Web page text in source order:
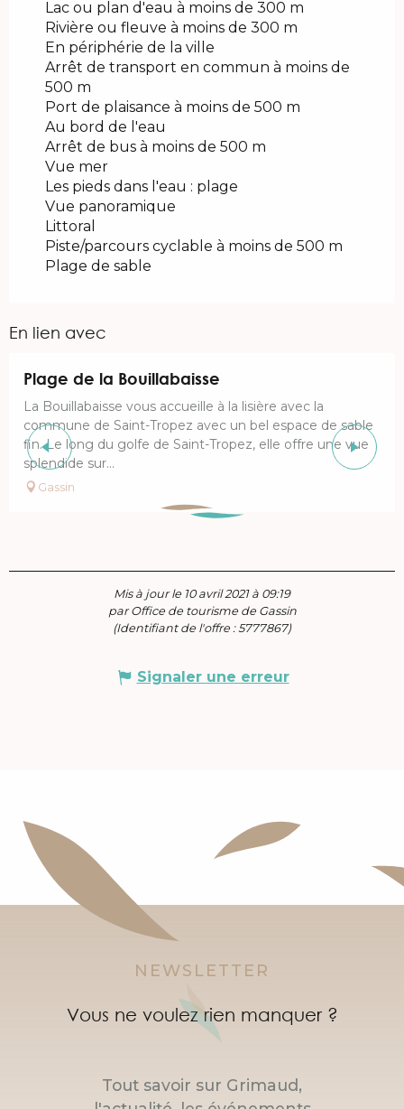
Lac ou plan d'eau à moins de 300 m
Rivière ou fleuve à moins de 300 m
En périphérie de la ville
Arrêt de transport en commun à moins de
500 m
Port de plaisance à moins de 500 m
Au bord de l'eau
Arrêt de bus à moins de 500 m
Vue mer
Les pieds dans l'eau : plage
Vue panoramique
Littoral
Piste/parcours cyclable à moins de 500 m
Plage de sable
En lien avec
Plage de la Bouillabaisse
La Bouillabaisse vous accueille à la lisière avec la
commune de Saint-Tropez avec un bel espace de sable
fin. Le long du golfe de Saint-Tropez, elle offre une vue
splendide sur...
Gassin
Mis à jour le 10 avril 2021 à 09:19
par Office de tourisme de Gassin
(Identifiant de l'offre :5777867)
Signaler une erreur
NEWSLETTER
Vous ne voulez rien manquer ?
Tout savoir sur Grimaud,